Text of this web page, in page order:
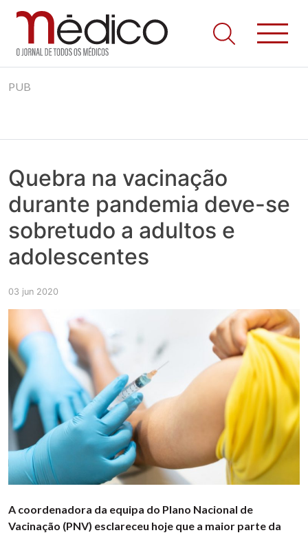
to
Jornal Médico
Médico – O Jornal de Todos os Médicos. Onde as notícias
realmente contam! Tudo o que se passa na Saúde!
PUB
Quebra na vacinação
durante pandemia deve-se
sobretudo a adultos e
adolescentes
03 jun 2020
A coordenadora da equipa do Plano Nacional de
Vacinação (PNV) esclareceu hoje que a maior parte da